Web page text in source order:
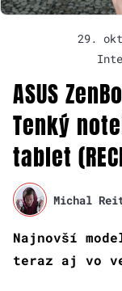
29.
ASUS
Tenký
tablet
Michal
Najnovší
teraz aj vo